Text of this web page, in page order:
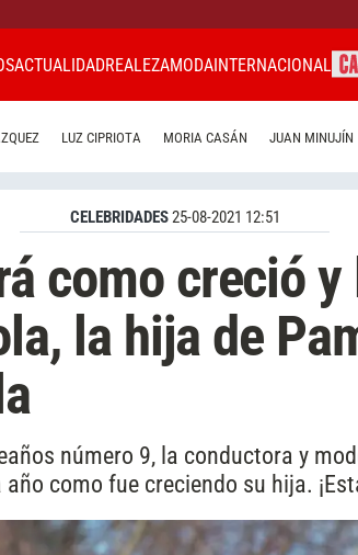
ACTUALIDADREALEZAMODAINTERNACIONAL
LUZ CIPRIOTA MORIA CASÁN JUAN MINUJÍN
CELEBRIDADES25-08-2021 12:51
como creció
la hija de
número 9, la conductora y
como fue creciendo su hija.